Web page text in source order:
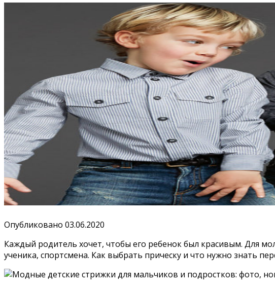
Опубликовано 03.06.2020
Каждый родитель хочет, чтобы его ребенок был красивым. Для
ученика, спортсмена. Как выбрать прическу и что нужно знать